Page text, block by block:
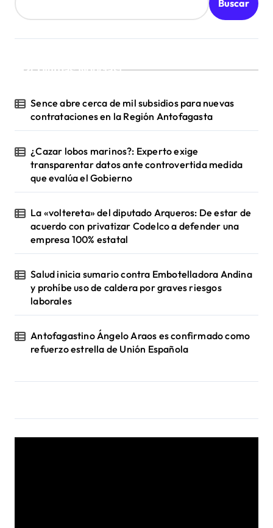
s
Buscar
¡Ultimas Noticias!
Sence abre cerca de mil subsidios para nuevas
contrataciones en la Región Antofagasta
¿Cazar lobos marinos?: Experto exige
transparentar datos ante controvertida medida
que evalúa el Gobierno
La «voltereta» del diputado Arqueros: De estar de
acuerdo con privatizar Codelco a defender una
empresa 100% estatal
Salud inicia sumario contra Embotelladora Andina
y prohíbe uso de caldera por graves riesgos
laborales
Antofagastino Ángelo Araos es confirmado como
refuerzo estrella de Unión Española